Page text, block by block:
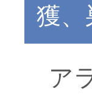
獲
ア